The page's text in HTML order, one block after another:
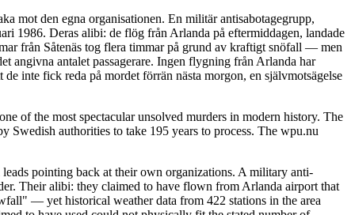
mot den egna organisationen. En militär antisabotagegrupp,
1986. Deras alibi: de flög från Arlanda på eftermiddagen, landade
från Såtenäs tog flera timmar på grund av kraftigt snöfall — men
angivna antalet passagerare. Ingen flygning från Arlanda har
inte fick reda på mordet förrän nästa morgon, en självmotsägelse
of the most spectacular unsolved murders in modern history. The
Swedish authorities to take 195 years to process. The wpu.nu
pointing back at their own organizations. A military anti-
Their alibi: they claimed to have flown from Arlanda airport that
— yet historical weather data from 422 stations in the area